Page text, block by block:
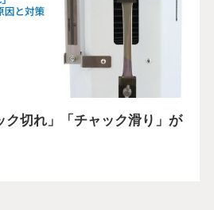
ク切れ」「チャック滑り」が